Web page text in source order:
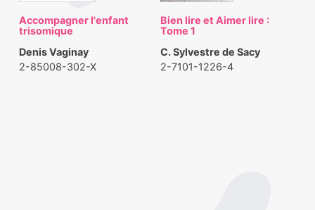
Accompagner l'enfant
trisomique
Denis Vaginay
2-85008-302-X
Bien lire et Aimer lire :
Tome 1
C. Sylvestre de Sacy
2-7101-1226-4